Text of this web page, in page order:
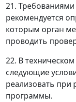
21.
рекомендуется
которым орган
проводить
22. В
следующие
реализовать при
программы.